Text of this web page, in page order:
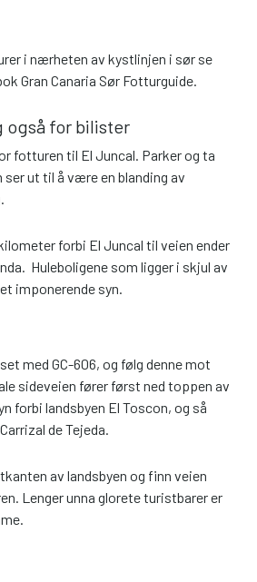
i nærheten av kystlinjen i sør se
Gran Canaria Sør Fotturguide.
også for bilister
fotturen til El Juncal. Parker og ta
ut til å være en blanding av
forbi El Juncal til veien ender
Huleboligene som ligger i skjul av
imponerende syn.
med GC-606, og følg denne mot
sideveien fører først ned toppen av
forbi landsbyen El Toscon, og så
de Tejeda.
av landsbyen og finn veien
Lenger unna glorete turistbarer er